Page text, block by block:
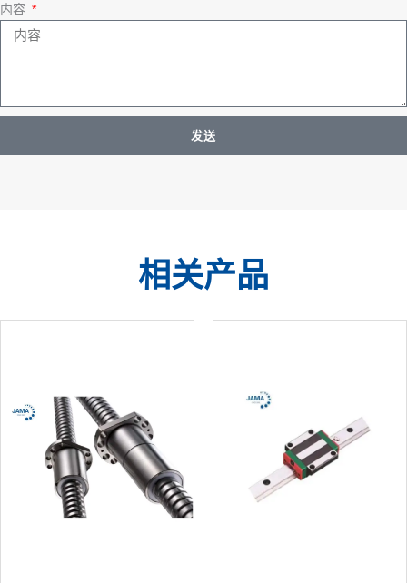
内容
发送
相关产品